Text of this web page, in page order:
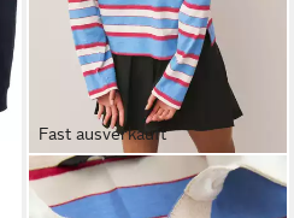
Fast ausverkauft
NEXT
Rugbyshirt Langärmeliges